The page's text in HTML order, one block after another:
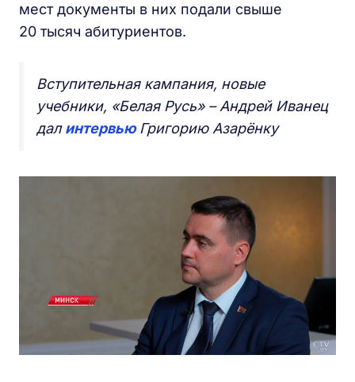
мест документы в них подали свыше
20 тысяч абитуриентов.
Вступительная кампания, новые
учебники, «Белая Русь» – Андрей Иванец
далинтервью Григорию Азарёнку